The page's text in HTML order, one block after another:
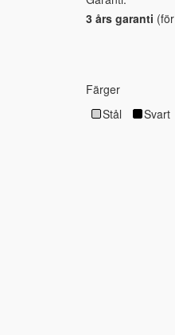
3 års garanti
Färger
Stål
Svart